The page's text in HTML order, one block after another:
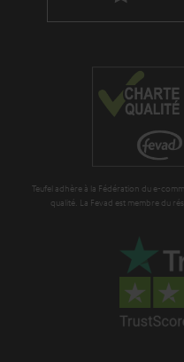
a
i
Teufel adhère à la Fédération du e-
qualité. La Fevad est membre du